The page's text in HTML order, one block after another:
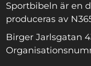
Sportbibeln är en
produceras av
Birger Jarlsgatan